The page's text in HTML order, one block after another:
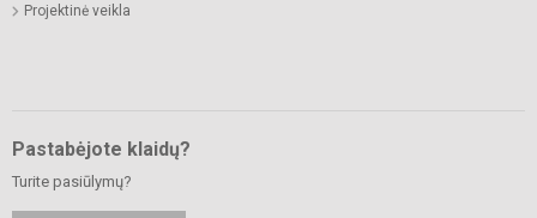
Projektinė veikla
Pastabėjote klaidų?
Turite pasiūlymų?